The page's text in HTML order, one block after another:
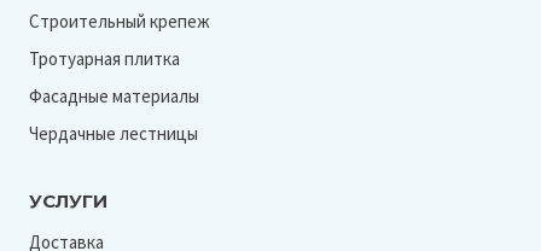
Строительный крепеж
Тротуарная плитка
Фасадные материалы
Чердачные лестницы
УСЛУГИ
Доставка